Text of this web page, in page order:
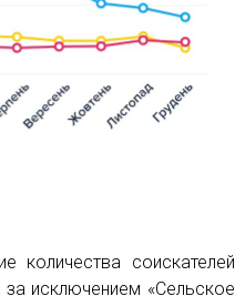
количества соискателей
исключением «Сельское